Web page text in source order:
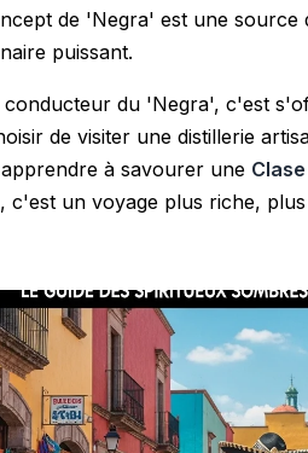
de 'Negra' est une source
puissant.
du 'Negra', c'est
de visiter une distillerie
à savourer une
c'est un voyage plus riche,